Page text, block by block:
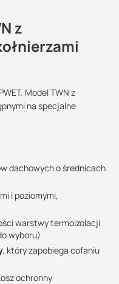
z
Model TWN z
na specjalne
dachowych o średnicach
i poziomymi,
warstwy termoizolacji
wyboru)
, który zapobiega cofaniu
ochronny